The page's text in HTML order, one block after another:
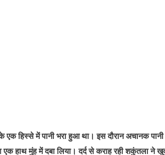
एक हिस्से में पानी भरा हुआ था। इस दौरान अचानक पानी
हाथ मुंह में दबा लिया। दर्द से कराह रही शकुंतला ने